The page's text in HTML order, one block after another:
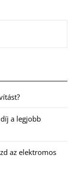
a legjobb
az elektromos